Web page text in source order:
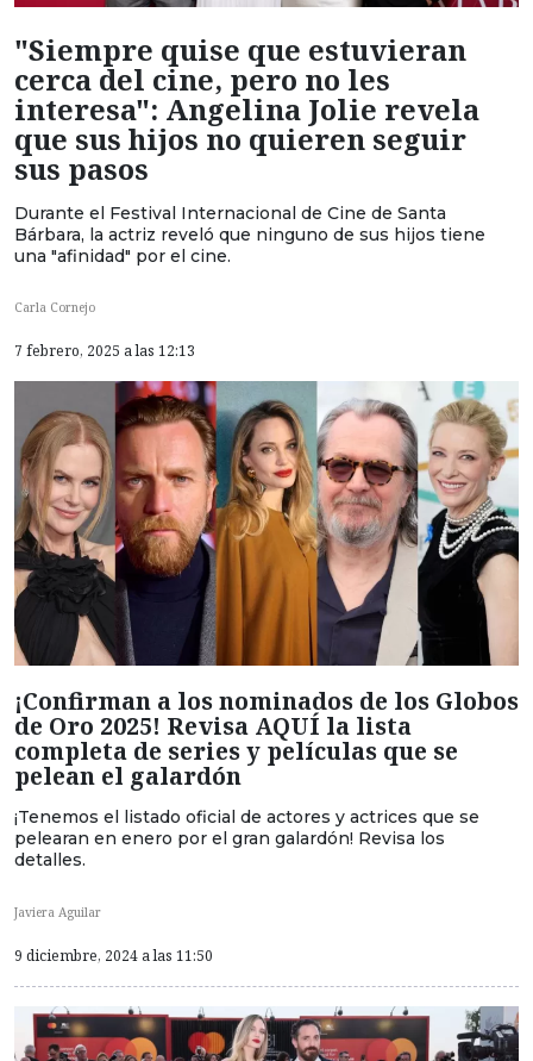
"Siempre quise que estuvieran
cerca del cine, pero no les
interesa": Angelina Jolie revela
que sus hijos no quieren seguir
sus pasos
Durante el Festival Internacional de Cine de Santa
Bárbara, la actriz reveló que ninguno de sus hijos tiene
una "afinidad" por el cine.
Carla Cornejo
7 febrero, 2025 a las 12:13
¡Confirman a los nominados de los Globos
de Oro 2025! Revisa AQUÍ la lista
completa de series y películas que se
pelean el galardón
¡Tenemos el listado oficial de actores y actrices que se
pelearan en enero por el gran galardón! Revisa los
detalles.
Javiera Aguilar
9 diciembre, 2024 a las 11:50